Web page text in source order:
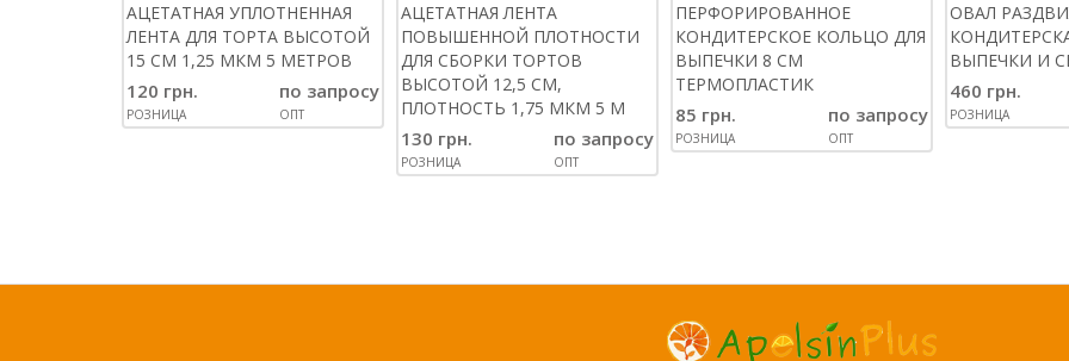
АЦЕТАТНАЯ УПЛОТНЕННАЯ
ЛЕНТА ДЛЯ ТОРТА ВЫСОТОЙ
15 СМ 1,25 МКМ 5 МЕТРОВ
120 грн.
РОЗНИЦА
по запросу
ОПТ
АЦЕТАТНАЯ ЛЕНТА
ПОВЫШЕННОЙ ПЛОТНОСТИ
ДЛЯ СБОРКИ ТОРТОВ
ВЫСОТОЙ 12,5 СМ,
ПЛОТНОСТЬ 1,75 МКМ 5 М
130 грн.
РОЗНИЦА
по запросу
ОПТ
ПЕРФОРИРОВАННОЕ
КОНДИТЕРСКОЕ КОЛЬЦО ДЛЯ
ВЫПЕЧКИ 8 СМ
ТЕРМОПЛАСТИК
85 грн.
РОЗНИЦА
по запросу
ОПТ
ОВАЛ
ВЫПЕЧКИ И
460 грн.
РОЗНИЦА